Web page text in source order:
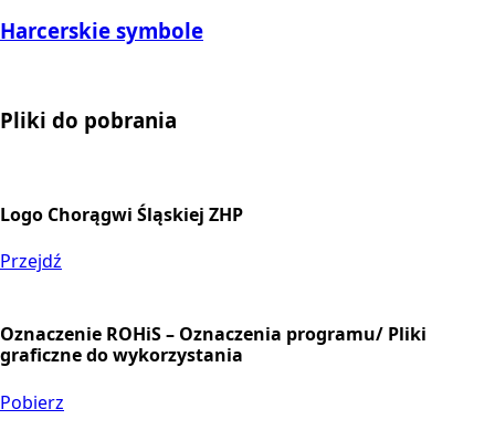
Harcerskie symbole
Pliki do pobrania
Logo Chorągwi Śląskiej ZHP
Przejdź
Oznaczenie ROHiS – Oznaczenia programu/ Pliki
graficzne do wykorzystania
Pobierz